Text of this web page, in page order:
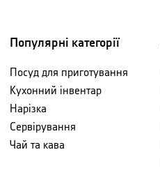
Популярні категорії
Посуд для приготування
Кухонний інвентар
Нарізка
Сервірування
Чай та кава